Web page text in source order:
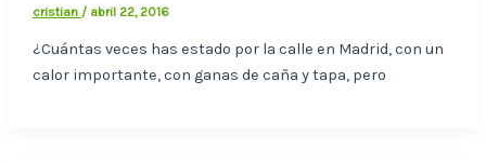
cristian / abril 22, 2016
¿Cuántas veces has estado por la calle en Madrid, con un
calor importante, con ganas de caña y tapa, pero